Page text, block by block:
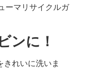
ーマリサイクルガ
ンに！
れいに洗いま